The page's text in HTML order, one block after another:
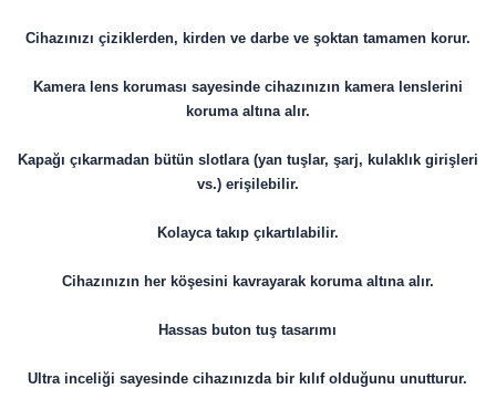
Cihazınızı çiziklerden, kirden ve darbe ve şoktan tamamen korur.
Kamera lens koruması sayesinde cihazınızın kamera lenslerini
koruma altına alır.
Kapağı çıkarmadan bütün slotlara (yan tuşlar, şarj, kulaklık girişleri
vs.) erişilebilir.
Kolayca takıp çıkartılabilir.
​​​​​​​Cihazınızın her köşesini kavrayarak koruma altına alır.
Hassas buton tuş tasarımı
Ultra inceliği sayesinde cihazınızda bir kılıf olduğunu unutturur.